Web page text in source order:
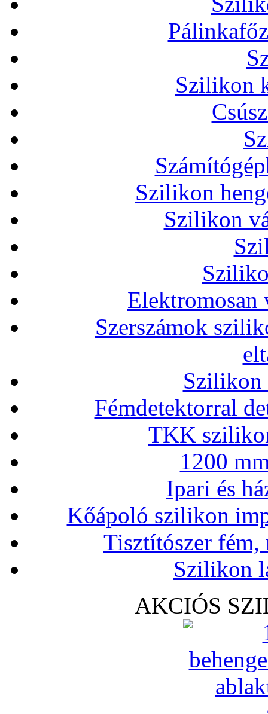
Szilikon
Szilikon
Szilikon
Elektromosan
Szerszámok
Szilikon
Fémdetektorral
TKK
1200
Ipari és
Kőápoló szilikon
Tisztítószer
Szilikon
AKCIÓS